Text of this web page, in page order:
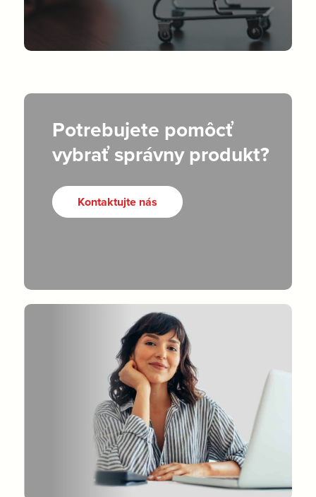
Potrebujete pomôcť
vybrať správny produkt?
Kontaktujte nás